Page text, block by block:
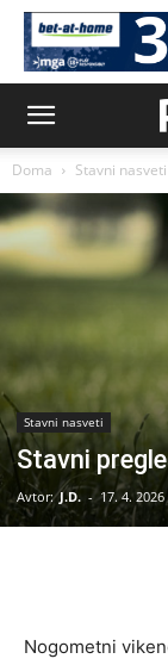
Doma Stavni nasveti
Stavni nasveti
Stavni
Avtor: J.D. - 17. 4. 2026
Nogometni